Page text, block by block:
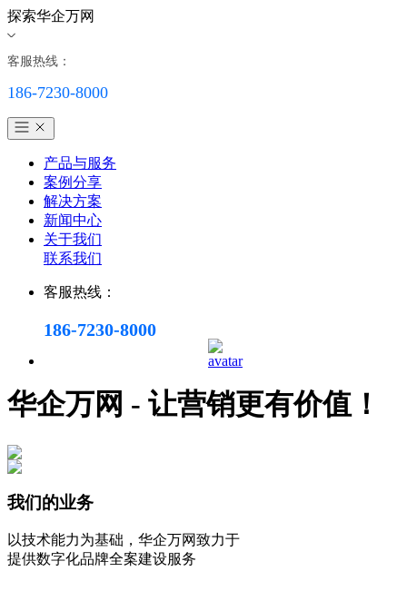
探索华企万网
客服热线：
186-7230-8000
产品与服务
案例分享
解决方案
新闻中心
关于我们
联系我们
客服热线：
186-7230-8000
华企万网 - 让营销更有价值！
我们的业务
以技术能力为基础，华企万网致力于
提供数字化品牌全案建设服务